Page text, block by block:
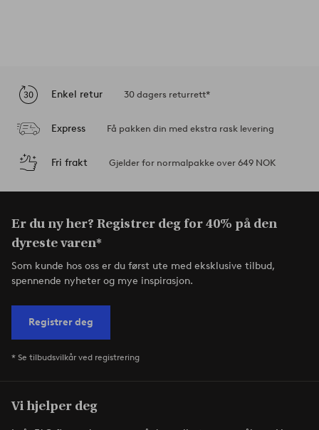
Enkel retur 30 dagers returrett*
Express Få pakken din med ekstra rask levering
Fri frakt Gjelder for normalpakke over 649 NOK
Er du ny her? Registrer deg for 40% på den
dyreste varen*
Som kunde hos oss er du først ute med eksklusive tilbud,
spennende nyheter og mye inspirasjon.
Registrer deg
* Se tilbudsvilkår ved registrering
Vi hjelper deg